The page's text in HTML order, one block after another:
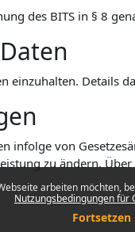
arbeiten möchten,
Nutzungsbedingungen für
Fortsetzen
des BITS in § 8
einzuhalten. Details
infolge von
zu ändern.